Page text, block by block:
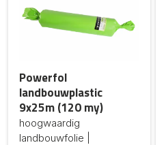
Powerfol
landbouwplastic
9x25m (120 my)
hoogwaardig
landbouwfolie |